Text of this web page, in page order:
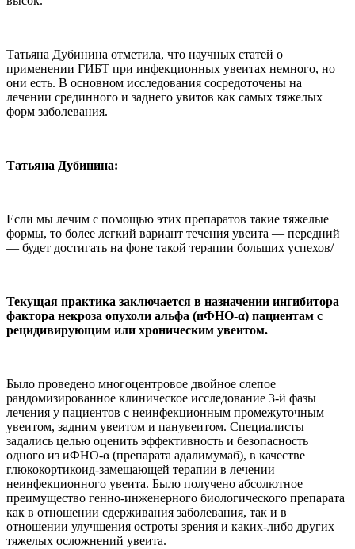
Татьяна Дубинина отметила, что научных статей о
применении ГИБТ при инфекционных увеитах немного, но
они есть. В основном исследования сосредоточены на
лечении срединного и заднего увитов как самых тяжелых
форм заболевания.
Татьяна Дубинина:
Если мы лечим с помощью этих препаратов такие тяжелые
формы, то более легкий вариант течения увеита — передний
— будет достигать на фоне такой терапии больших успехов/
Текущая практика заключается в назначении ингибитора
фактора некроза опухоли альфа (иФНО-α) пациентам с
рецидивирующим или хроническим увеитом.
Было проведено многоцентровое двойное слепое
рандомизированное клиническое исследование 3-й фазы
лечения у пациентов с неинфекционным промежуточным
увеитом, задним увеитом и панувеитом. Специалисты
задались целью оценить эффективность и безопасность
одного из иФНО-α (препарата адалимумаб), в качестве
глюкокортикоид-замещающей терапии в лечении
неинфекционного увеита. Было получено абсолютное
преимущество генно-инженерного биологического препарата
как в отношении сдерживания заболевания, так и в
отношении улучшения остроты зрения и каких-либо других
тяжелых осложнений увеита.